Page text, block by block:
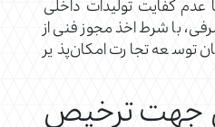
عدم کفایت تولیدات داخلی
با شرط اخذ مجوز فنی از
ماده 1 سازمان توسعه تجارت امکان‌پذیر
جهت ترخیص